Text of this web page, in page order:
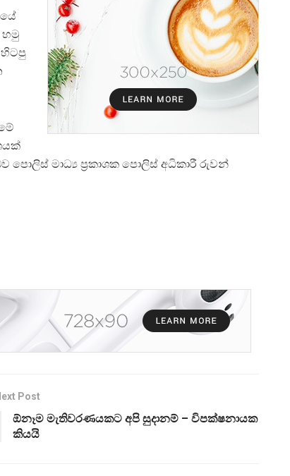
හමු
හිටපු
පොලිස් මාධ්‍ය ප්‍රකාශක පොලිස් අධිකාරී රුවන්
Post
ඕනෑම මැතිවරණයකට අපි සුදානම් – විපක්ෂනායක
කියයි